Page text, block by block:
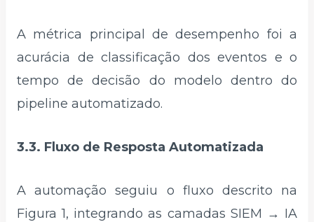
A métrica principal de desempenho foi a
acurácia de classificação dos eventos e o
tempo de decisão do modelo dentro do
pipeline automatizado.
3.3. Fluxo de Resposta Automatizada
A automação seguiu o fluxo descrito na
Figura 1, integrando as camadas SIEM → IA